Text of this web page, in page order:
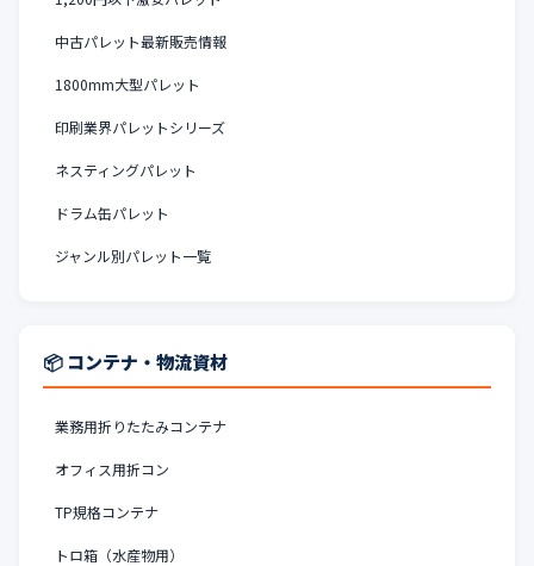
中古パレット最新販売情報
1800mm大型パレット
印刷業界パレットシリーズ
ネスティングパレット
ドラム缶パレット
ジャンル別パレット一覧
📦 コンテナ・物流資材
業務用折りたたみコンテナ
オフィス用折コン
TP規格コンテナ
トロ箱（水産物用）